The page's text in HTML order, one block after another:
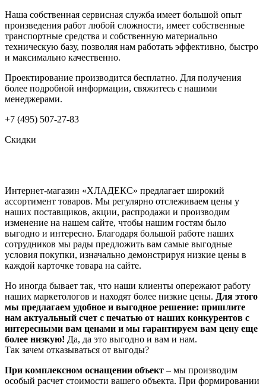
Наша собственная сервисная служба имеет большой опыт
произведения работ любой сложности, имеет собственные
транспортные средства и собственную материально
техническую базу, позволяя нам работать эффективно, быстро
и максимально качественно.
Проектирование производится бесплатно. Для получения
более подробной информации, свяжитесь с нашими
менеджерами.
+7 (495) 507-27-83
Скидки
Интернет-магазин «ХЛАДЕКС» предлагает широкий
ассортимент товаров. Мы регулярно отслеживаем цены у
наших поставщиков, акции, распродажи и производим
изменение на нашем сайте, чтобы нашим гостям было
выгодно и интересно. Благодаря большой работе наших
сотрудников мы рады предложить вам самые выгодные
условия покупки, изначально демонстрируя низкие цены в
каждой карточке товара на сайте.
Но иногда бывает так, что наши клиенты опережают работу
наших маркетологов и находят более низкие цены. Для этого
мы предлагаем удобное и выгодное решение: пришлите
нам актуальный счет с печатью от наших конкурентов с
интересными вам ценами и мы гарантируем вам цену еще
более низкую! Да, да это выгодно и вам и нам.
Так зачем отказываться от выгоды?
При комплексном оснащении объект – мы производим
особый расчет стоимости вашего объекта. При формировании